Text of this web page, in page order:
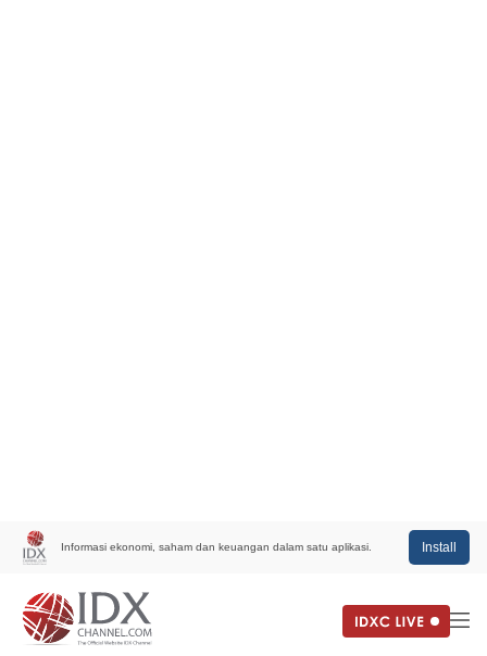
Informasi ekonomi, saham dan keuangan dalam satu aplikasi. Install